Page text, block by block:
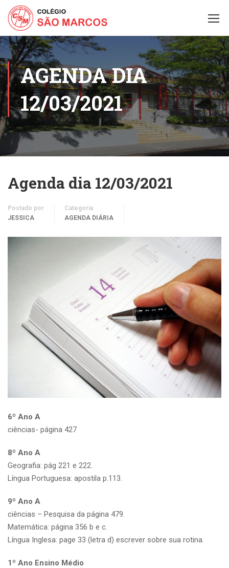
AGENDA DIA
12/03/2021
Agenda dia 12/03/2021
Postado por
JESSICA
Categoria
AGENDA DIÁRIA
6º Ano A
ciências- página 427
8º Ano A
Geografia: pág 221 e 222.
Língua Portuguesa: apostila p.113.
9º Ano A
ciências – Pesquisa da página 479.
Matemática: página 356 b e c.
Língua Inglesa: page 33 (letra d) escrever sobre sua rotina.
1º Ano Ensino Médio